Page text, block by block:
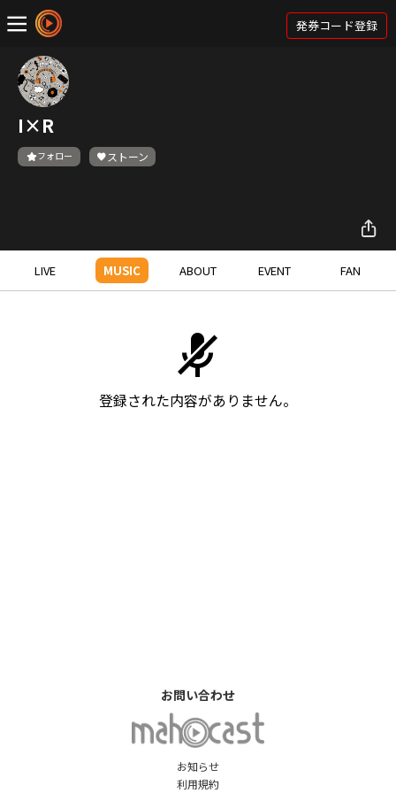
発券コード登録
I×R
フォロー ストーン
LIVE MUSIC ABOUT EVENT FAN
登録された内容がありません。
お知らせ
利用規約
お問い合わせ